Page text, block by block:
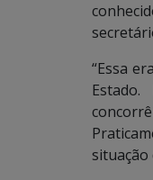
“Essa
situação